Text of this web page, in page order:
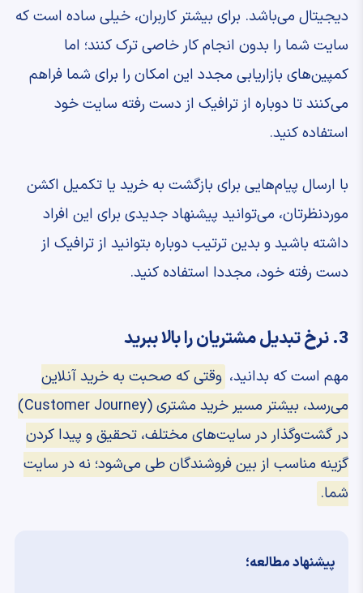
دیجیتال می‌باشد. برای بیشتر کاربران، خیلی ساده است که
سایت شما را بدون انجام کار خاصی ترک کنند؛ اما
کمپین‌های بازاریابی مجدد این امکان را برای شما فراهم
می‌کنند تا دوباره از ترافیک از دست رفته سایت خود
استفاده کنید.
با ارسال پیام‌هایی برای بازگشت به خرید یا تکمیل اکشن
موردنظرتان، می‌توانید پیشنهاد جدیدی برای این افراد
داشته باشید و بدین ترتیب دوباره بتوانید از ترافیک از
دست رفته خود، مجددا استفاده کنید.
3. نرخ تبدیل مشتریان را بالا ببرید
مهم است که بدانید، وقتی که صحبت به خرید آنلاین
می‌رسد، بیشتر مسیر خرید مشتری (Customer Journey)
در گشت‌وگذار در سایت‌های مختلف، تحقیق و پیدا کردن
گزینه مناسب از بین فروشندگان طی می‌شود؛ نه در سایت
شما.
پیشنهاد مطالعه؛